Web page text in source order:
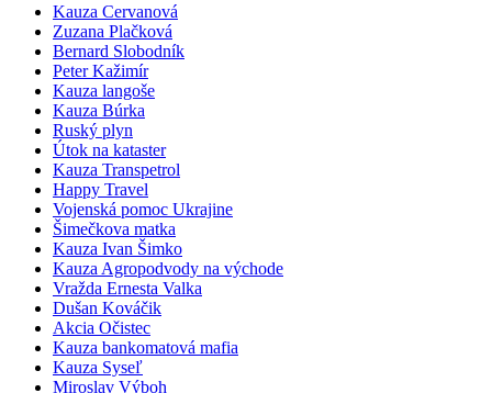
Kauza Cervanová
Zuzana Plačková
Bernard Slobodník
Peter Kažimír
Kauza langoše
Kauza Búrka
Ruský plyn
Útok na kataster
Kauza Transpetrol
Happy Travel
Vojenská pomoc Ukrajine
Šimečkova matka
Kauza Ivan Šimko
Kauza Agropodvody na východe
Vražda Ernesta Valka
Dušan Kováčik
Akcia Očistec
Kauza bankomatová mafia
Kauza Syseľ
Miroslav Výboh